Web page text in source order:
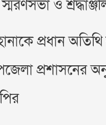
ও
প্রধান
প্রশাসনের